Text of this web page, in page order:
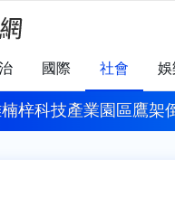
國際 社會 娛
梓科技產業園區鷹架